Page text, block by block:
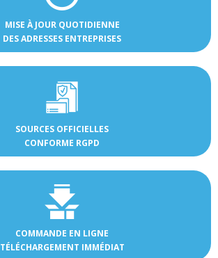
MISE À JOUR QUOTIDIENNE
DES ADRESSES ENTREPRISES
SOURCES OFFICIELLES
CONFORME RGPD
COMMANDE EN LIGNE
TÉLÉCHARGEMENT IMMÉDIAT